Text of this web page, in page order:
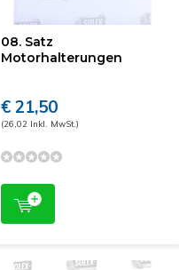
08. Satz
Motorhalterungen
€ 21,50
(26,02 Inkl. MwSt.)